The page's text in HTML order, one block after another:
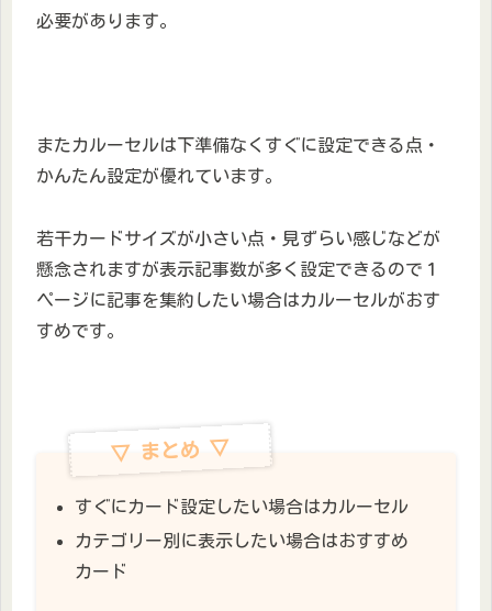
必要があります。
またカルーセルは下準備なくすぐに設定できる点・
かんたん設定が優れています。
若干カードサイズが小さい点・見ずらい感じなどが
懸念されますが表示記事数が多く設定できるので１
ページに記事を集約したい場合はカルーセルがおす
すめです。
▽ まとめ ▽
すぐにカード設定したい場合はカルーセル
カテゴリー別に表示したい場合はおすすめ
カード